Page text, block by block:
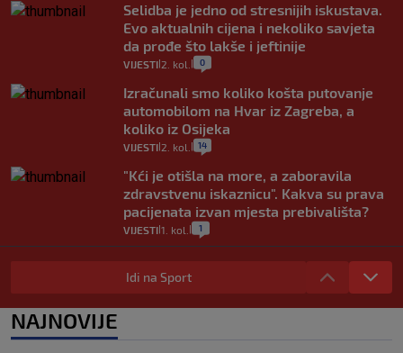
Selidba je jedno od stresnijih iskustava.
Evo aktualnih cijena i nekoliko savjeta
da prođe što lakše i jeftinije
VIJESTI 2. kol. 0
Izračunali smo koliko košta putovanje
automobilom na Hvar iz Zagreba, a
koliko iz Osijeka
VIJESTI 2. kol. 14
"Kći je otišla na more, a zaboravila
zdravstvenu iskaznicu". Kakva su prava
pacijenata izvan mjesta prebivališta?
VIJESTI 1. kol. 1
Provjerili smo "što ćemo onda" ako
Plenković na 15 dana ukine mjere: "Ne bi
se dogodilo ništa. Vlada se zaljubila u te
intervencije"
Idi na Sport
NAJNOVIJE